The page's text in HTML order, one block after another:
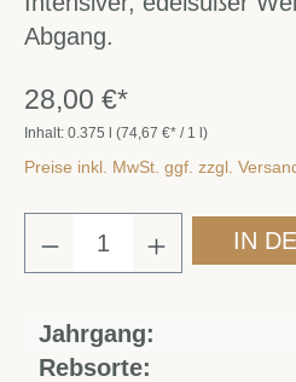
Abgang.
28,00 €*
Inhalt: 0.375 l (74,67 €* / 1 l)
Preise inkl. MwSt. ggf. zzgl.
IN
Jahrgang:
Rebsorte: